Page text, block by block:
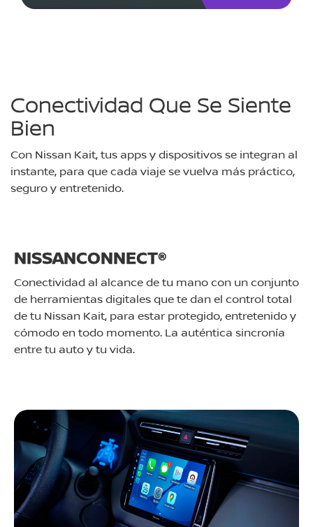
Conectividad Que Se Siente
Bien
Con Nissan Kait, tus apps y dispositivos se integran al
instante, para que cada viaje se vuelva más práctico,
seguro y entretenido.
NISSANCONNECT®
Conectividad al alcance de tu mano con un conjunto
de herramientas digitales que te dan el control total
de tu Nissan Kait, para estar protegido, entretenido y
cómodo en todo momento. La auténtica sincronía
entre tu auto y tu vida.